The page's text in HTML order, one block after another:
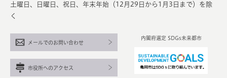
土曜日、日曜日、祝日、年末年始（12月29日から1月3日まで）を除
く
内閣府選定 SDGs未来都市
メールでのお問い合わせ
市役所へのアクセス